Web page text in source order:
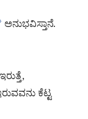
ಅನುಭವಿಸ್ತಾನೆ.
ಕೆಟ್ಟ